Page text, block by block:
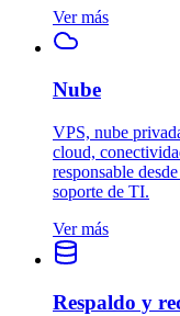
Ver más
Nube
VPS, nube
cloud,
responsable
soporte de TI.
Ver más
Respaldo y